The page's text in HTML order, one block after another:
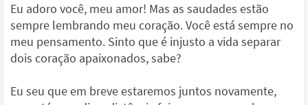
Eu adoro você, meu amor! Mas as saudades estão
sempre lembrando meu coração. Você está sempre no
meu pensamento. Sinto que é injusto a vida separar
dois coração apaixonados, sabe?
Eu seu que em breve estaremos juntos novamente,